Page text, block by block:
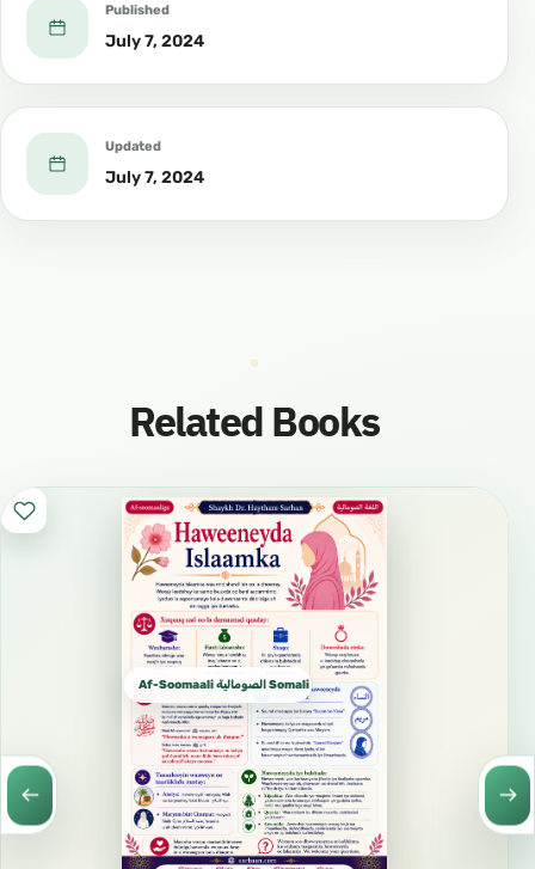
Published
July 7, 2024
Updated
July 7, 2024
Related Books
Af-Soomaali الصومالية Somali اف سومالى ‎